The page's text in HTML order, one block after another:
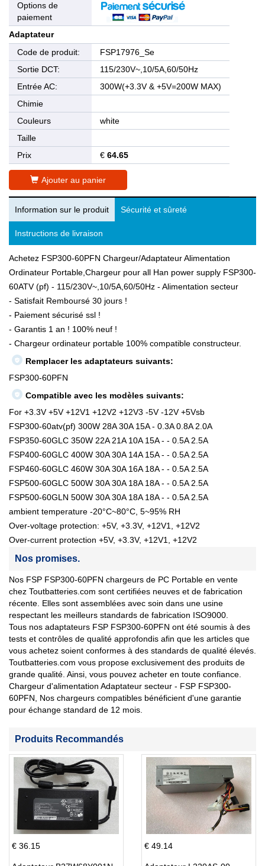
Options de
paiement
Adaptateur
Code de produit:
FSP17976_Se
Sortie DCT:
115/230V~,10/5A,60/50Hz
Entrée AC:
300W(+3.3V & +5V=200W MAX)
Chimie
Couleurs
white
Taille
Prix
€ 64.65
Ajouter au panier
Information sur le produit Sécurité et sûreté
Instructions de livraison
Achetez FSP300-60PFN Chargeur/Adaptateur Alimentation
Ordinateur Portable,Chargeur pour all Han power supply FSP300-
60ATV (pf) - 115/230V~,10/5A,60/50Hz - Alimentation secteur
- Satisfait Remboursé 30 jours !
- Paiement sécurisé ssl !
- Garantis 1 an ! 100% neuf !
- Chargeur ordinateur portable 100% compatible constructeur.
Remplacer les adaptateurs suivants:
FSP300-60PFN
Compatible avec les modèles suivants:
For +3.3V +5V +12V1 +12V2 +12V3 -5V -12V +5Vsb
FSP300-60atv(pf) 300W 28A 30A 15A - 0.3A 0.8A 2.0A
FSP350-60GLC 350W 22A 21A 10A 15A - - 0.5A 2.5A
FSP400-60GLC 400W 30A 30A 14A 15A - - 0.5A 2.5A
FSP460-60GLC 460W 30A 30A 16A 18A - - 0.5A 2.5A
FSP500-60GLC 500W 30A 30A 18A 18A - - 0.5A 2.5A
FSP500-60GLN 500W 30A 30A 18A 18A - - 0.5A 2.5A
ambient temperature -20°C~80°C, 5~95% RH
Over-voltage protection: +5V, +3.3V, +12V1, +12V2
Over-current protection +5V, +3.3V, +12V1, +12V2
Nos promises.
Nos FSP FSP300-60PFN chargeurs de PC Portable en vente
chez Toutbatteries.com sont certifiées neuves et de fabrication
récente. Elles sont assemblées avec soin dans une usine
respectant les meilleurs standards de fabrication ISO9000.
Tous nos adaptateurs FSP FSP300-60PFN ont été soumis à des
tests et contrôles de qualité approfondis afin que les articles que
vous achetez soient conformes à des standards de qualité élevés.
Toutbatteries.com vous propose exclusivement des produits de
grande qualité. Ainsi, vous pouvez acheter en toute confiance.
Chargeur d'alimentation Adaptateur secteur - FSP FSP300-
60PFN, Nos chargeurs compatibles bénéficient d'une garantie
pour échange standard de 12 mois.
Produits Recommandés
€ 36.15 € 49.14